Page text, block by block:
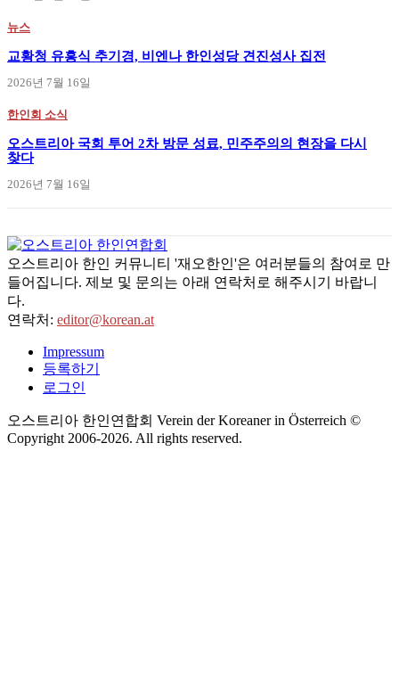
뉴스
교황청 유흥식 추기경, 비엔나 한인성당 견진성사 집전
2026년 7월 16일
한인회 소식
오스트리아 국회 투어 2차 방문 성료, 민주주의의 현장을 다시
찾다
2026년 7월 16일
오스트리아 한인 커뮤니티 '재오한인'은 여러분들의 참여로 만
들어집니다. 제보 및 문의는 아래 연락처로 해주시기 바랍니
다.
연락처: editor@korean.at
Impressum
등록하기
로그인
오스트리아 한인연합회 Verein der Koreaner in Österreich ©
Copyright 2006-2026. All rights reserved.